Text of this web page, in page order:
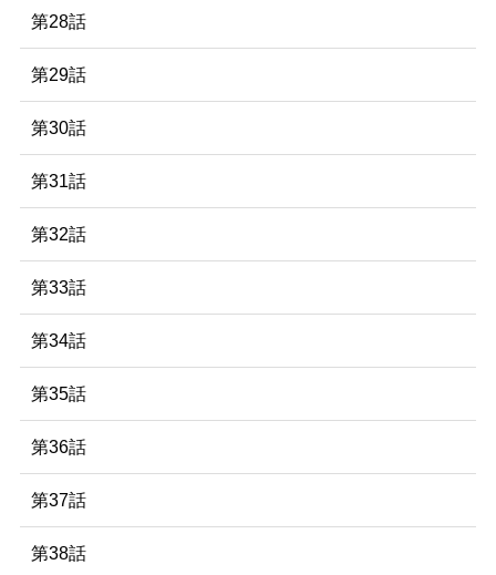
第28話
第29話
第30話
第31話
第32話
第33話
第34話
第35話
第36話
第37話
第38話